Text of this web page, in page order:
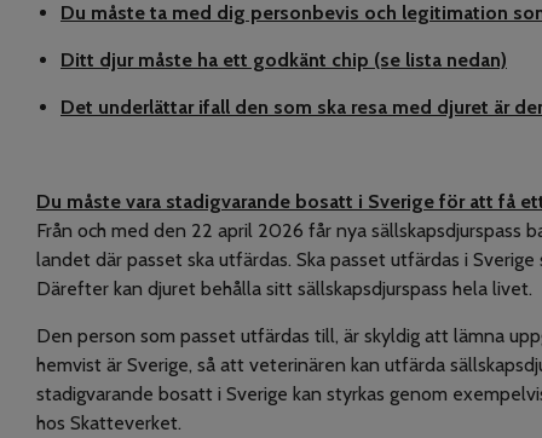
Du måste ta med dig personbevis och legitimation
Ditt djur måste ha ett godkänt chip (se lista nedan)
Det underlättar ifall den som ska resa med djuret är
Du måste vara stadigvarande bosatt i Sverige för att få
Från och med den 22 april 2026 får nya sällskapsdjurspass
landet där passet ska utfärdas. Ska passet utfärdas i
Därefter kan djuret behålla sitt sällskapsdjurspass hela livet.
Den person som passet utfärdas till, är skyldig att lämna
hemvist är Sverige, så att veterinären kan utfärda
stadigvarande bosatt i Sverige kan styrkas genom
hos Skatteverket.